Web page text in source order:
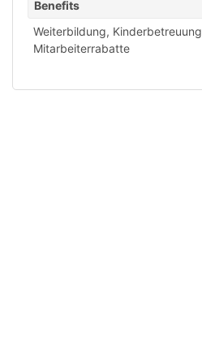
Benefits
Weiterbildung, Kinderbetreuung
Mitarbeiterrabatte